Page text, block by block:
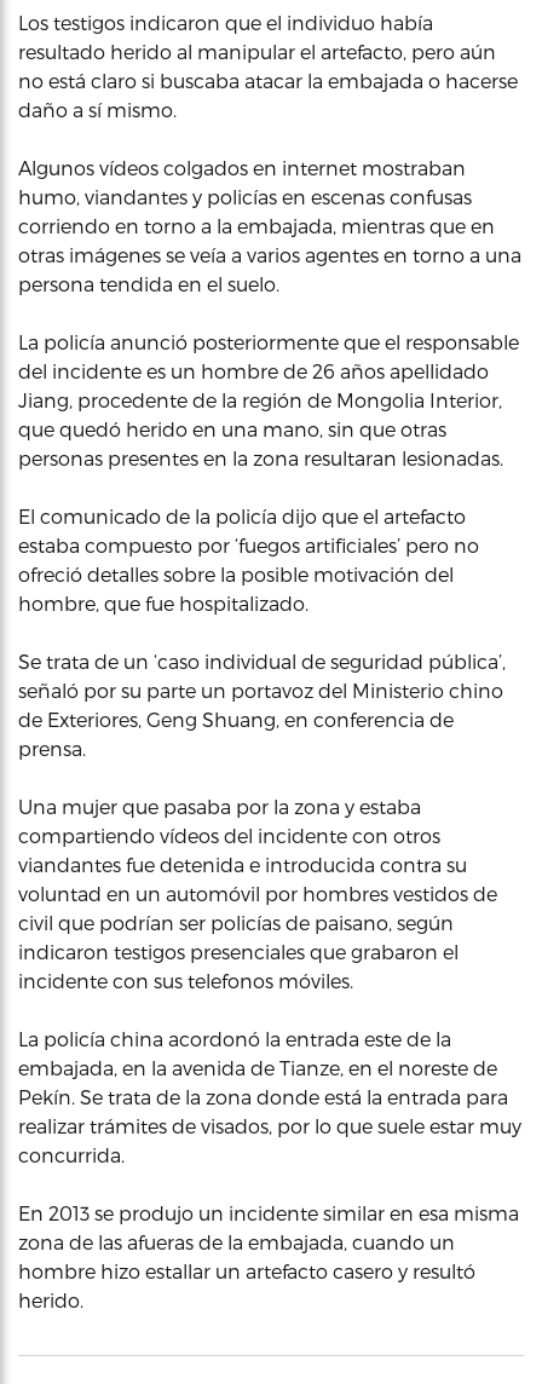
Los testigos indicaron que el individuo había
resultado herido al manipular el artefacto, pero aún
no está claro si buscaba atacar la embajada o hacerse
daño a sí mismo.
Algunos vídeos colgados en internet mostraban
humo, viandantes y policías en escenas confusas
corriendo en torno a la embajada, mientras que en
otras imágenes se veía a varios agentes en torno a una
persona tendida en el suelo.
La policía anunció posteriormente que el responsable
del incidente es un hombre de 26 años apellidado
Jiang, procedente de la región de Mongolia Interior,
que quedó herido en una mano, sin que otras
personas presentes en la zona resultaran lesionadas.
El comunicado de la policía dijo que el artefacto
estaba compuesto por ‘fuegos artificiales’ pero no
ofreció detalles sobre la posible motivación del
hombre, que fue hospitalizado.
Se trata de un ‘caso individual de seguridad pública’,
señaló por su parte un portavoz del Ministerio chino
de Exteriores, Geng Shuang, en conferencia de
prensa.
Una mujer que pasaba por la zona y estaba
compartiendo vídeos del incidente con otros
viandantes fue detenida e introducida contra su
voluntad en un automóvil por hombres vestidos de
civil que podrían ser policías de paisano, según
indicaron testigos presenciales que grabaron el
incidente con sus telefonos móviles.
La policía china acordonó la entrada este de la
embajada, en la avenida de Tianze, en el noreste de
Pekín. Se trata de la zona donde está la entrada para
realizar trámites de visados, por lo que suele estar muy
concurrida.
En 2013 se produjo un incidente similar en esa misma
zona de las afueras de la embajada, cuando un
hombre hizo estallar un artefacto casero y resultó
herido.